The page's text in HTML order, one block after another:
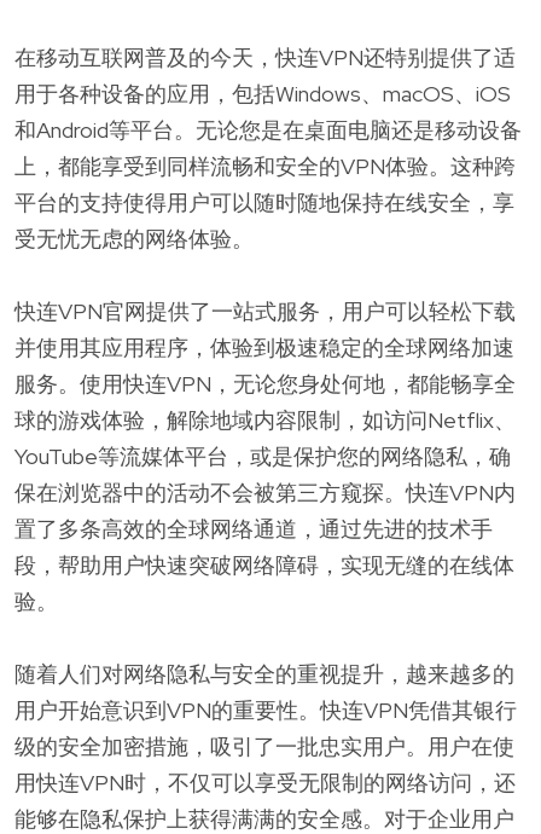
在移动互联网普及的今天，快连VPN还特别提供了适
用于各种设备的应用，包括Windows、macOS、iOS
和Android等平台。无论您是在桌面电脑还是移动设备
上，都能享受到同样流畅和安全的VPN体验。这种跨
平台的支持使得用户可以随时随地保持在线安全，享
受无忧无虑的网络体验。
快连VPN官网提供了一站式服务，用户可以轻松下载
并使用其应用程序，体验到极速稳定的全球网络加速
服务。使用快连VPN，无论您身处何地，都能畅享全
球的游戏体验，解除地域内容限制，如访问Netflix、
YouTube等流媒体平台，或是保护您的网络隐私，确
保在浏览器中的活动不会被第三方窥探。快连VPN内
置了多条高效的全球网络通道，通过先进的技术手
段，帮助用户快速突破网络障碍，实现无缝的在线体
验。
随着人们对网络隐私与安全的重视提升，越来越多的
用户开始意识到VPN的重要性。快连VPN凭借其银行
级的安全加密措施，吸引了一批忠实用户。用户在使
用快连VPN时，不仅可以享受无限制的网络访问，还
能够在隐私保护上获得满满的安全感。对于企业用户